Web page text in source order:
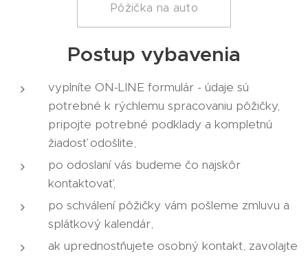
Pôžička na auto
Postup vybavenia
vyplníte ON-LINE formulár - údaje sú
potrebné k rýchlemu spracovaniu pôžičky,
pripojte potrebné podklady a kompletnú
žiadosť odošlite,
po odoslaní vás budeme čo najskôr
kontaktovať,
po schválení pôžičky vám pošleme zmluvu a
splátkový kalendár,
ak uprednostňujete osobný kontakt, zavolajte